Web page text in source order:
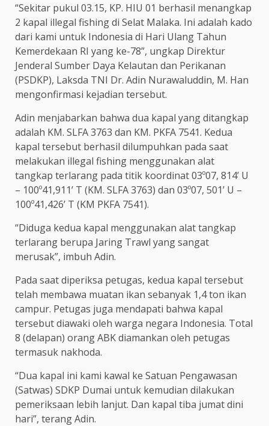
“Sekitar pukul 03.15, KP. HIU 01 berhasil menangkap
2 kapal illegal fishing di Selat Malaka. Ini adalah kado
dari kami untuk Indonesia di Hari Ulang Tahun
Kemerdekaan RI yang ke-78”, ungkap Direktur
Jenderal Sumber Daya Kelautan dan Perikanan
(PSDKP), Laksda TNI Dr. Adin Nurawaluddin, M. Han
mengonfirmasi kejadian tersebut.
Adin menjabarkan bahwa dua kapal yang ditangkap
adalah KM. SLFA 3763 dan KM. PKFA 7541. Kedua
kapal tersebut berhasil dilumpuhkan pada saat
melakukan illegal fishing menggunakan alat
tangkap terlarang pada titik koordinat 03º07, 814’ U
– 100º41,911’ T (KM. SLFA 3763) dan 03º07, 501’ U –
100º41,426’ T (KM PKFA 7541).
“Diduga kedua kapal menggunakan alat tangkap
terlarang berupa Jaring Trawl yang sangat
merusak”, imbuh Adin.
Pada saat diperiksa petugas, kedua kapal tersebut
telah membawa muatan ikan sebanyak 1,4 ton ikan
campur. Petugas juga mendapati bahwa kapal
tersebut diawaki oleh warga negara Indonesia. Total
8 (delapan) orang ABK diamankan oleh petugas
termasuk nakhoda.
“Dua kapal ini kami kawal ke Satuan Pengawasan
(Satwas) SDKP Dumai untuk kemudian dilakukan
pemeriksaan lebih lanjut. Dan kapal tiba jumat dini
hari”, terang Adin.